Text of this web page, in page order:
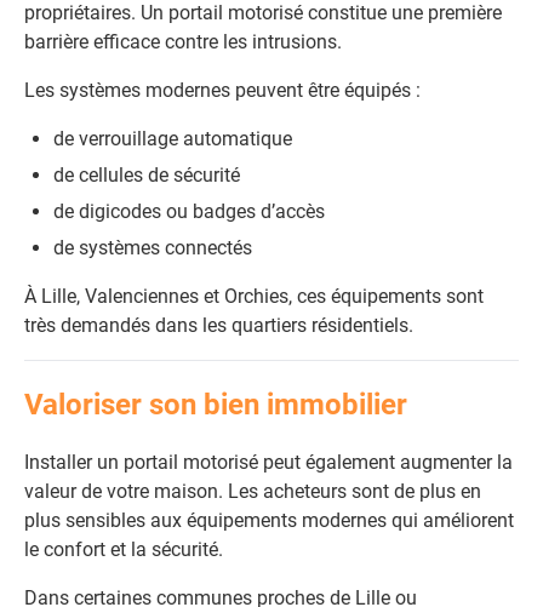
propriétaires. Un portail motorisé constitue une première
barrière efficace contre les intrusions.
Les systèmes modernes peuvent être équipés :
de verrouillage automatique
de cellules de sécurité
de digicodes ou badges d’accès
de systèmes connectés
À Lille, Valenciennes et Orchies, ces équipements sont
très demandés dans les quartiers résidentiels.
Valoriser son bien immobilier
Installer un portail motorisé peut également augmenter la
valeur de votre maison. Les acheteurs sont de plus en
plus sensibles aux équipements modernes qui améliorent
le confort et la sécurité.
Dans certaines communes proches de Lille ou